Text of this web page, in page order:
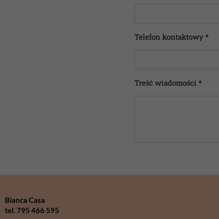
Telefon kontaktowy *
Treść wiadomości *
Bianca Casa
tel. 795 466 595